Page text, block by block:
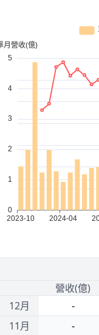
12月
11月
營收(億)
-
-